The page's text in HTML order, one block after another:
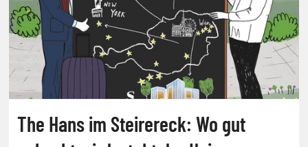
The Hans im Steirereck: Wo gut